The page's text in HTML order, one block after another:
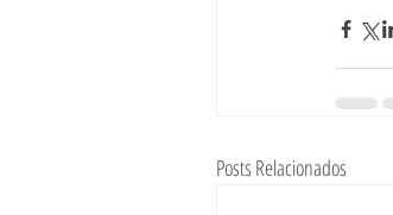
Posts Relacionados